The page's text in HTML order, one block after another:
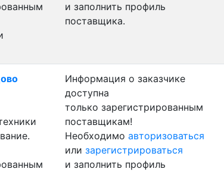
и заполнить профиль
поставщика.
Информация о заказчике
доступна
только зарегистрированным
поставщикам!
Необходимо авторизоваться
или зарегистрироваться
и заполнить профиль